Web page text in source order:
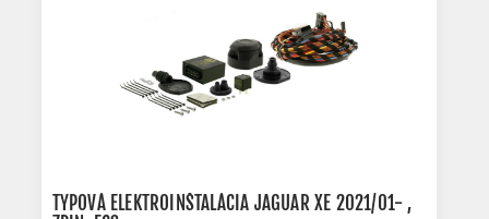
TYPOVÁ ELEKTROINŠTALÁCIA JAGUAR XE 2021/01- ,